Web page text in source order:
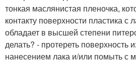
тонкая маслянистая пленочка,
контакту поверхности пластика
обладает в высшей степени
делать? - протереть поверхность
нанесением лака и/или помыть с